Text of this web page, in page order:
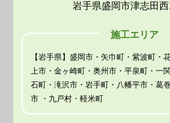
岩手県盛岡市津志田
施工エリア
【岩手県】盛岡市・矢巾町・紫波町・
上市・金ヶ崎町・奥州市・平泉町・一
石町・滝沢市・岩手町・八幡平市・葛
市 ・九戸村・軽米町